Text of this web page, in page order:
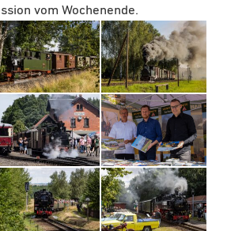
vom Wochenende.